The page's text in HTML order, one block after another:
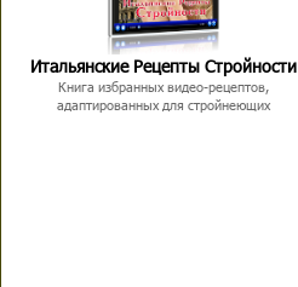
Итальянские Рецепты Стройности
Книга избранных видео-рецептов,
адаптированных для стройнеющих